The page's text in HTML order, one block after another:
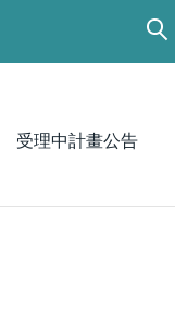
受理中計畫公告